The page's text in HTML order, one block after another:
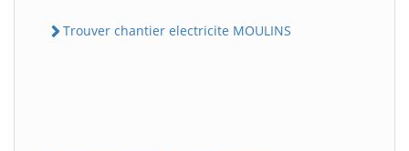
Trouver chantier electricite MOULINS